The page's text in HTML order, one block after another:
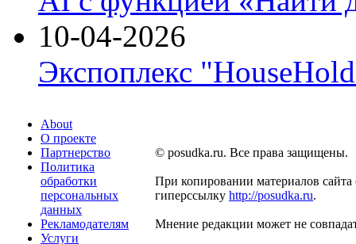
10-04-2026
Экспоплекс
About
О проекте
Партнерство
Политика
обработки
персональных
данных
Рекламодателям
Услуги
© posudka.ru. Все права защищены.
При копировании материалов сайта
гиперссылку http://posudka.ru.
Мнение редакции может не